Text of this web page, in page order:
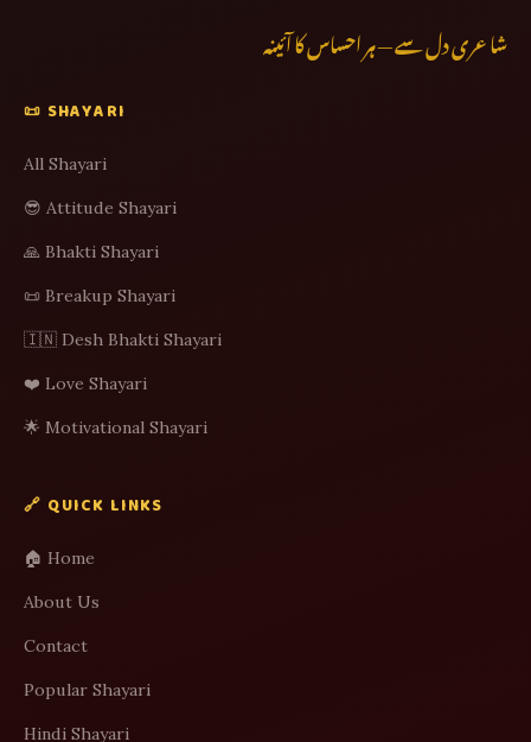
شاعری دل سے — ہر احساس کا آئینہ
📜 SHAYARI
All Shayari
😎 Attitude Shayari
🙏 Bhakti Shayari
📜 Breakup Shayari
🇮🇳 Desh Bhakti Shayari
❤️ Love Shayari
🌟 Motivational Shayari
🔗 QUICK LINKS
🏠 Home
About Us
Contact
Popular Shayari
Hindi Shayari